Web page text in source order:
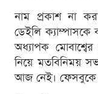
নাম প্রকাশ না
ডেইলি ক্যাম্পাসকে
অধ্যাপক
নিয়ে মতবিনিময়
আজ নেই। ফেসবুকে